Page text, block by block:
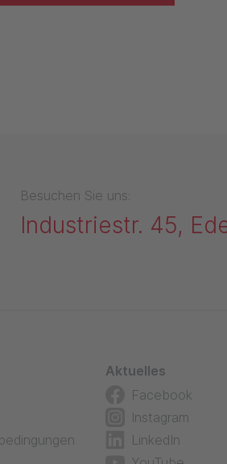
Besuchen Sie uns:
Industriestr. 45,
Aktuelles
Facebook
Instagram
LinkedIn